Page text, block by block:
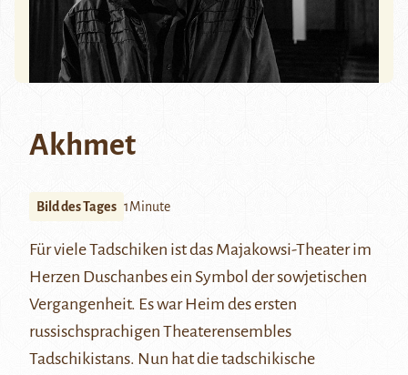
Akhmet
Bild des Tages 1Minute
Für viele Tadschiken ist das Majakowsi-Theater im
Herzen Duschanbes ein Symbol der sowjetischen
Vergangenheit. Es war Heim des ersten
russischsprachigen Theaterensembles
Tadschikistans. Nun hat die tadschikische